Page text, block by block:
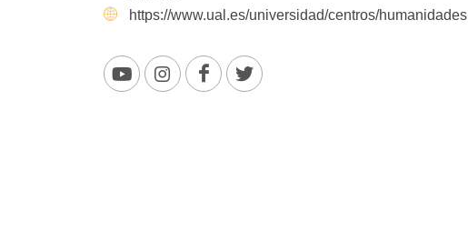
https://www.ual.es/universidad/centros/humanidades